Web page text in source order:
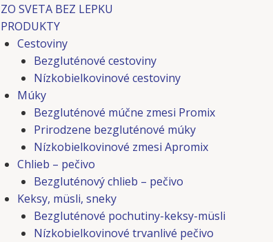
ZO SVETA BEZ LEPKU
PRODUKTY
Cestoviny
Bezgluténové cestoviny
Nízkobielkovinové cestoviny
Múky
Bezgluténové múčne zmesi Promix
Prirodzene bezgluténové múky
Nízkobielkovinové zmesi Apromix
Chlieb – pečivo
Bezgluténový chlieb – pečivo
Keksy, müsli, sneky
Bezgluténové pochutiny-keksy-müsli
Nízkobielkovinové trvanlivé pečivo